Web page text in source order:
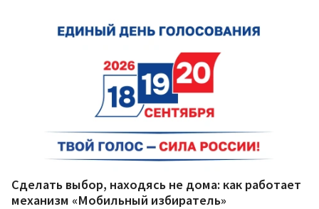
Сделать выбор, находясь не дома: как работает
механизм «Мобильный избиратель»